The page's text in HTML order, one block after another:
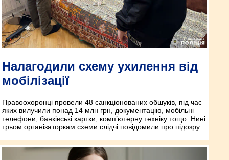
Налагодили схему ухилення від
мобілізації
Правоохоронці провели 48 санкціонованих обшуків, під час
яких вилучили понад 14 млн грн, документацію, мобільні
телефони, банківські картки, комп’ютерну техніку тощо. Нині
трьом організаторкам схеми слідчі повідомили про підозру.